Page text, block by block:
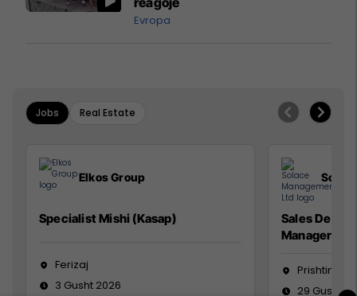
Evropa
Jobs Real Estate
Elkos Group
Specialist Mishi (Kasap)
Ferizaj
3 Gusht 2026
Sales
Manager
Prishtinë
29 Gusht